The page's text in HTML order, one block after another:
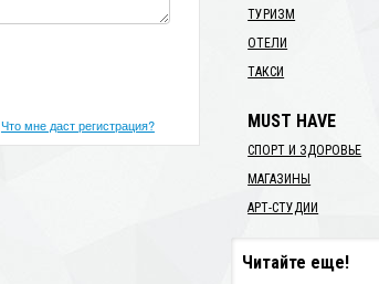
Что мне даст регистрация?
ТУРИЗМ
ОТЕЛИ
ТАКСИ
MUST HAVE
СПОРТ И ЗДОРОВЬЕ
МАГАЗИНЫ
АРТ-СТУДИИ
Читайте еще!